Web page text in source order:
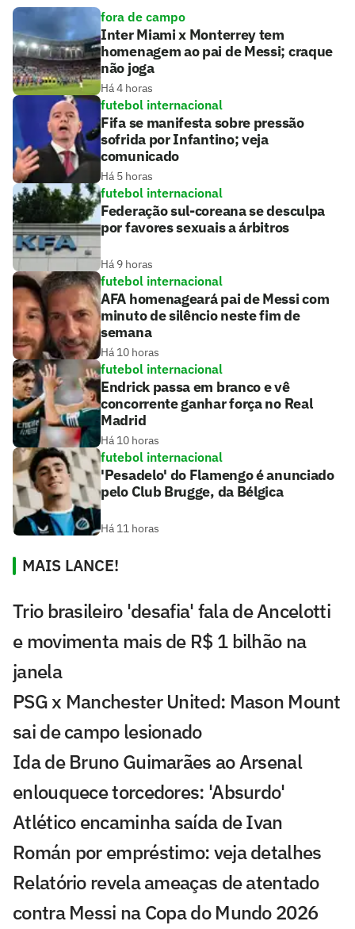
fora de campo
Inter Miami x Monterrey tem
homenagem ao pai de Messi; craque
não joga
Há 4 horas
futebol internacional
Fifa se manifesta sobre pressão
sofrida por Infantino; veja
comunicado
Há 5 horas
futebol internacional
Federação sul-coreana se desculpa
por favores sexuais a árbitros
Há 9 horas
futebol internacional
AFA homenageará pai de Messi com
minuto de silêncio neste fim de
semana
Há 10 horas
futebol internacional
Endrick passa em branco e vê
concorrente ganhar força no Real
Madrid
Há 10 horas
futebol internacional
'Pesadelo' do Flamengo é anunciado
pelo Club Brugge, da Bélgica
Há 11 horas
MAIS LANCE!
Trio brasileiro 'desafia' fala de Ancelotti
e movimenta mais de R$ 1 bilhão na
janela
PSG x Manchester United: Mason Mount
sai de campo lesionado
Ida de Bruno Guimarães ao Arsenal
enlouquece torcedores: 'Absurdo'
Atlético encaminha saída de Ivan
Román por empréstimo: veja detalhes
Relatório revela ameaças de atentado
contra Messi na Copa do Mundo 2026